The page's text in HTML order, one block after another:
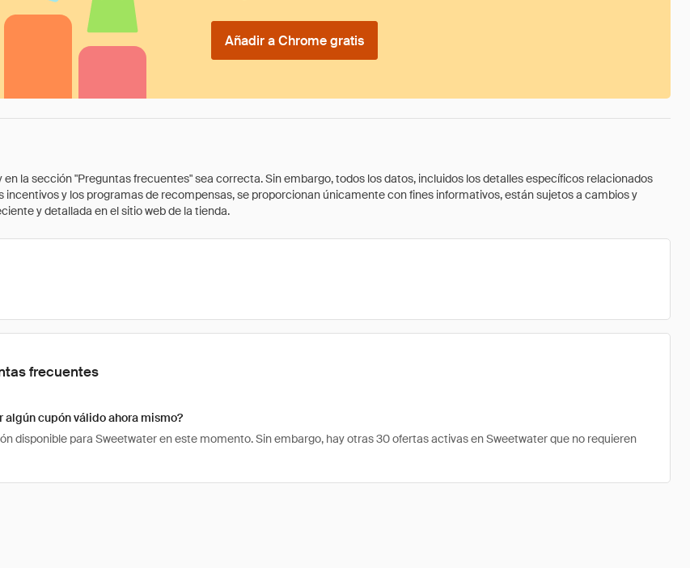
Añadir a Chrome gratis
la sección "Preguntas frecuentes" sea correcta. Sin embargo, todos los datos, incluidos los detalles específicos relacionados
y los programas de recompensas, se proporcionan únicamente con fines informativos, están sujetos a cambios y
y detallada en el sitio web de la tienda.
frecuentes
algún cupón válido ahora mismo?
disponible para Sweetwater en este momento. Sin embargo, hay otras 30 ofertas activas en Sweetwater que no requieren